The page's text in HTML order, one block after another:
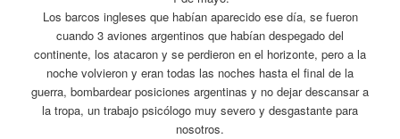
Los barcos ingleses que habían aparecido ese día, se fueron
cuando 3 aviones argentinos que habían despegado del
continente, los atacaron y se perdieron en el horizonte, pero a la
noche volvieron y eran todas las noches hasta el final de la
guerra, bombardear posiciones argentinas y no dejar descansar a
la tropa, un trabajo psicólogo muy severo y desgastante para
nosotros.